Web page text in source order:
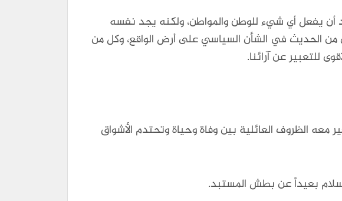
أن يفعل أي شيء للوطن والمواطن، ولكنه يجد نفسه
من الحديث في الشأن السياسي على أرض الواقع، وكل من
للتعبير عن آرائنا.
الظروف العائلية بين وفاة وحياة وتحتدم الأشواق
بعيداً عن بطش المستبد.